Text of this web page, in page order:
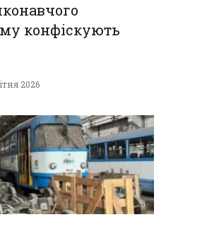
конфіскують
2026